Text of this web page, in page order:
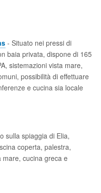
- Situato nei pressi di
baia privata, dispone di 165
sistemazioni vista mare,
possibilità di effettuare
e cucina sia locale
sulla spiaggia di Elia,
coperta, palestra,
mare, cucina greca e